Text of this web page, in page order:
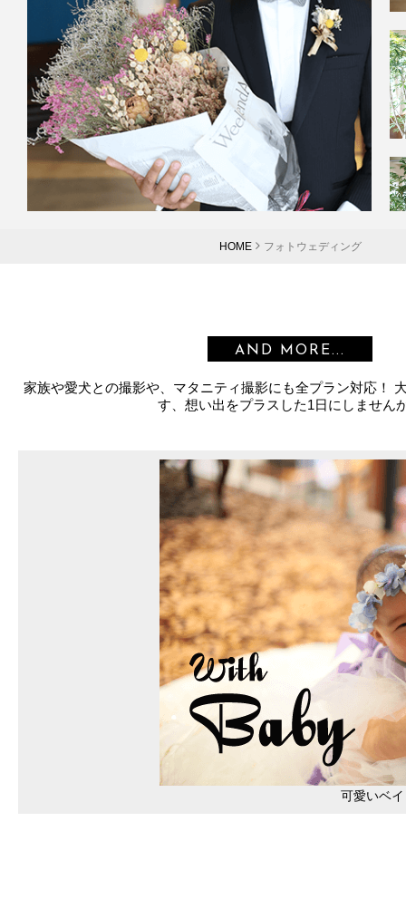
HOME フォトウェディング
AND MORE...
家族や愛犬との撮影や、マタニティ撮影にも全プラン対応！
す、想い出をプラスした1日にしません
可愛いベ